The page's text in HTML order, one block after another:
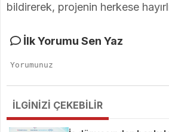
bildirerek, projenin herkese
İlk Yorumu Sen Yaz
İLGİNİZİ ÇEKEBİLİR